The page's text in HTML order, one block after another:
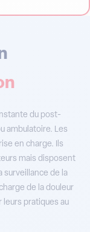
du post-
ambulatoire. Les
en charge. Ils
mais disposent
surveillance de la
de la douleur
leurs pratiques au